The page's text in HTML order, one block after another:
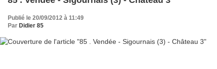
Publié le 20/09/2012 à 11:49
Par Didier 85